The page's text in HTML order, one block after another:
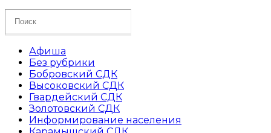
this
website
Афиша
Без рубрики
Бобровский СДК
Высоковский СДК
Гвардейский СДК
Золотовский СДК
Информирование населения